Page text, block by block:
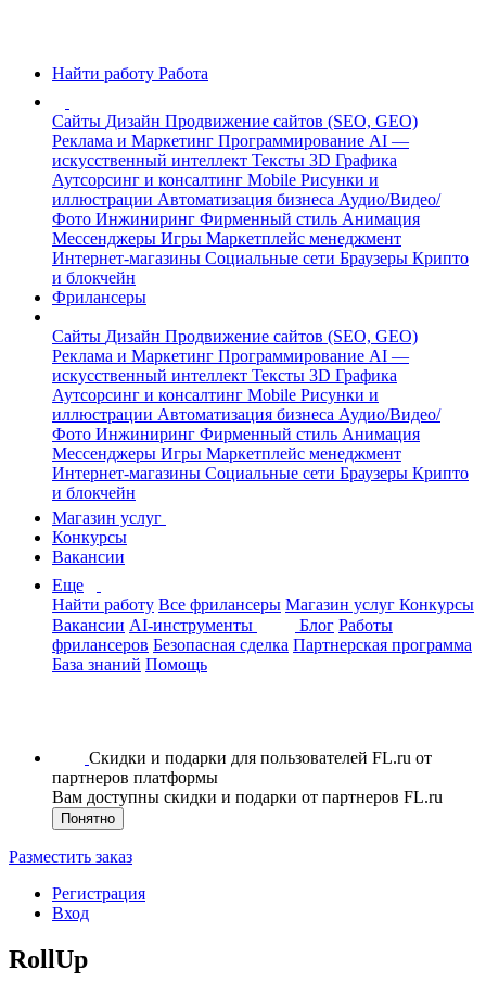
Найти работу Работа
Сайты Дизайн Продвижение сайтов (SEO, GEO)
Реклама и Маркетинг Программирование AI —
искусственный интеллект Тексты 3D Графика
Аутсорсинг и консалтинг Mobile Рисунки и
иллюстрации Автоматизация бизнеса Аудио/Видео/
Фото Инжиниринг Фирменный стиль Анимация
Мессенджеры Игры Маркетплейс менеджмент
Интернет-магазины Социальные сети Браузеры Крипто
и блокчейн
Фрилансеры
Сайты Дизайн Продвижение сайтов (SEO, GEO)
Реклама и Маркетинг Программирование AI —
искусственный интеллект Тексты 3D Графика
Аутсорсинг и консалтинг Mobile Рисунки и
иллюстрации Автоматизация бизнеса Аудио/Видео/
Фото Инжиниринг Фирменный стиль Анимация
Мессенджеры Игры Маркетплейс менеджмент
Интернет-магазины Социальные сети Браузеры Крипто
и блокчейн
Магазин услуг
Конкурсы
Вакансии
Еще
Найти работу Все фрилансеры Магазин услуг Конкурсы
Вакансии AI-инструменты Блог Работы
фрилансеров Безопасная сделка Партнерская программа
База знаний Помощь
Скидки и подарки для пользователей FL.ru от
партнеров платформы
Вам доступны скидки и подарки от партнеров FL.ru
Понятно
Разместить заказ
Регистрация
Вход
RollUp